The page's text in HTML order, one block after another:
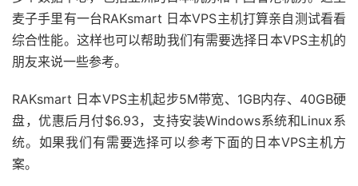
麦子手里有一台RAKsmart 日本VPS主机打算亲自测试看看
综合性能。这样也可以帮助我们有需要选择日本VPS主机的
朋友来说一些参考。
RAKsmart 日本VPS主机起步5M带宽、1GB内存、40GB硬
盘，优惠后月付$6.93，支持安装Windows系统和Linux系
统。如果我们有需要选择可以参考下面的日本VPS主机方
案。